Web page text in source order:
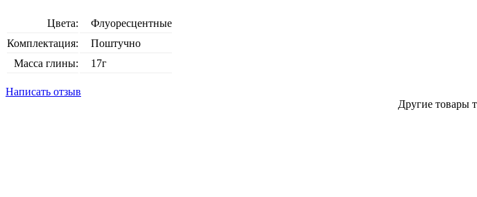
Цвета:
Флуоресцентные
Комплектация:
Поштучно
Масса глины:
17г
Написать отзыв
Другие товары